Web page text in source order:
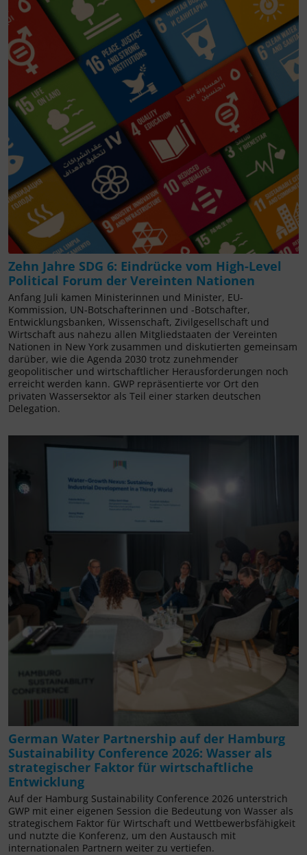
Zehn Jahre SDG 6: Eindrücke vom High-Level
Political Forum der Vereinten Nationen
Anfang Juli kamen Ministerinnen und Minister, EU-
Kommission, UN-Botschafterinnen und -Botschafter,
Entwicklungsbanken, Wissenschaft, Zivilgesellschaft und
Wirtschaft aus nahezu allen Mitgliedstaaten der Vereinten
Nationen in New York zusammen und diskutierten gemeinsam
darüber, wie die Agenda 2030 trotz zunehmender
geopolitischer und wirtschaftlicher Herausforderungen noch
erreicht werden kann. GWP repräsentierte vor Ort den
privaten Wassersektor als Teil einer starken deutschen
Delegation.
German Water Partnership auf der Hamburg
Sustainability Conference 2026: Wasser als
strategischer Faktor für wirtschaftliche
Entwicklung
Auf der Hamburg Sustainability Conference 2026 unterstrich
GWP mit einer eigenen Session die Bedeutung von Wasser als
strategischem Faktor für Wirtschaft und Wettbewerbsfähigkeit
und nutzte die Konferenz, um den Austausch mit
internationalen Partnern weiter zu vertiefen.